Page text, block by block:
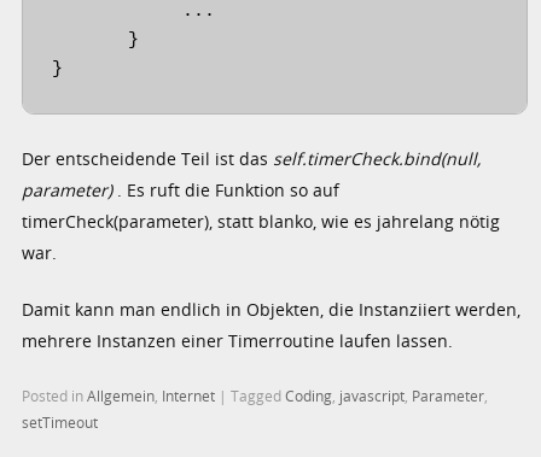
            ...
       }
}
Der entscheidende Teil ist das self.timerCheck.bind(null,
parameter). Es ruft die Funktion so auf
timerCheck(parameter), statt blanko, wie es jahrelang nötig
war.
Damit kann man endlich in Objekten, die Instanziiert werden,
mehrere Instanzen einer Timerroutine laufen lassen.
Posted inAllgemein Internet |TaggedCoding javascript Parameter
setTimeout